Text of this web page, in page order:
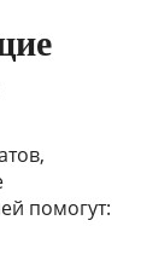
помогут: